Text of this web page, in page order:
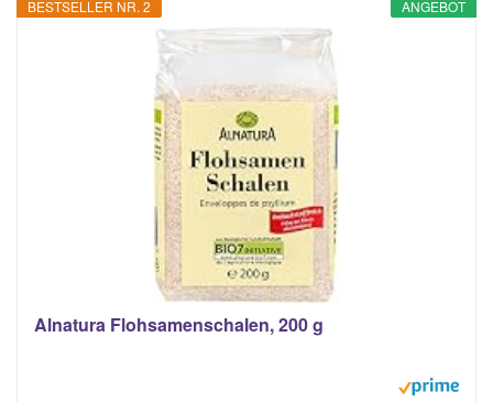
ANGEBOT
BESTSELLER NR. 2
Alnatura Flohsamenschalen, 200 g